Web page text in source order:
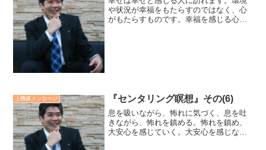
や状況が幸福をもたらすのではなく、心
がもたらすものです。幸福を感じる心を
上機嫌メッセージ 『センタリング瞑想』その(6)
息を吸いながら、怖れに気づく、息を吐
きながら、怖れを鎮める。怖れを鎮め、
大安心を感じていく。大安心を感じなが